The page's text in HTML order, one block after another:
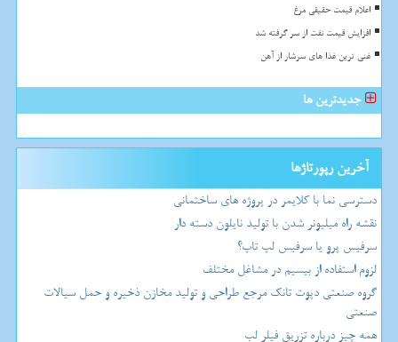
اعلام قیمت حقیقی مرغ
افزایش قیمت نفت از سر گرفته شد
غنی ترین غذا های سرشار از آهن
جدیدترین ها
آخرین رپورتاژها
دسترسی نما با کلایمر در پروژه های ساختمانی
نقشه راه میلیونر شدن با تولید نایلون دسته دار
سرفیس پرو یا سرفیس لپ تاپ؟
لزوم استفاده از بیسیم در مشاغل مختلف
گروه صنعتی دپوت تانک مرجع طراحی و تولید مخازن ذخیره و حمل سیالات
صنعتی
همه چیز درباره تزریق فیلر لب